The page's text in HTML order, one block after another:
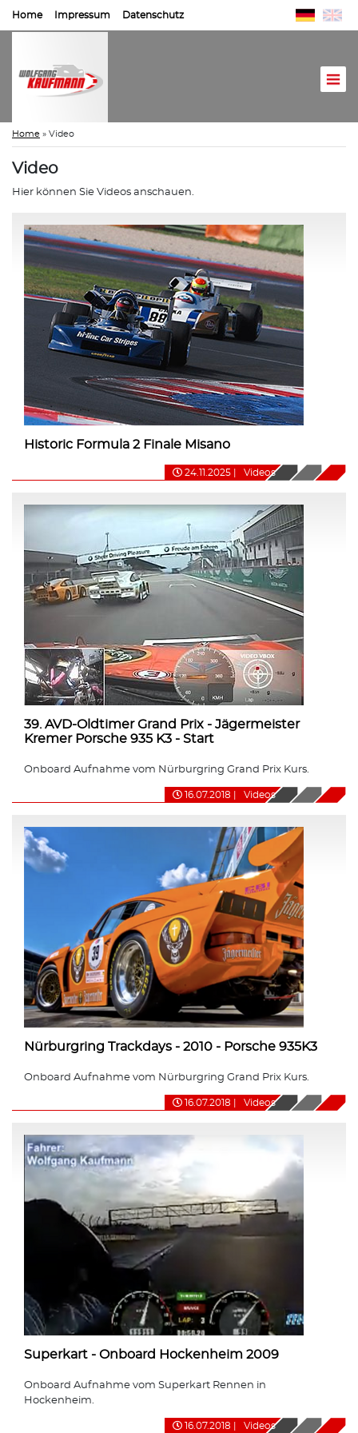
Home Impressum Datenschutz
Home » Video
Video
Hier können Sie Videos anschauen.
Historic Formula 2 Finale Misano
24.11.2025 Videos
39. AVD-Oldtimer Grand Prix - Jägermeister
Kremer Porsche 935 K3 - Start
Onboard Aufnahme vom Nürburgring Grand Prix Kurs.
16.07.2018 Videos
Nürburgring Trackdays - 2010 - Porsche 935K3
Onboard Aufnahme vom Nürburgring Grand Prix Kurs.
16.07.2018 Videos
Superkart - Onboard Hockenheim 2009
Onboard Aufnahme vom Superkart Rennen in
Hockenheim.
16.07.2018 Videos